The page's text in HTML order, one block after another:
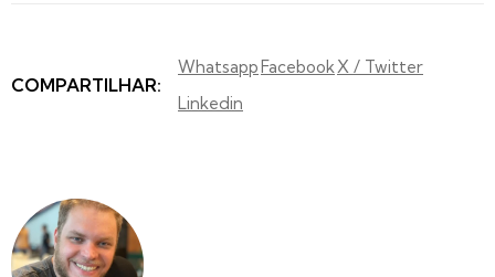
COMPARTILHAR:
Whatsapp FacebookX / Twitter
Linkedin